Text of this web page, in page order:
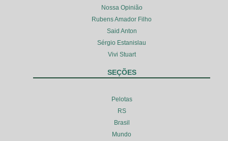
Nossa Opinião
Rubens Amador Filho
Said Anton
Sérgio Estanislau
Vivi Stuart
SEÇÕES
Pelotas
RS
Brasil
Mundo